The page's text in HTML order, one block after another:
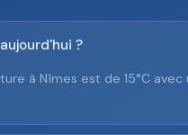
?
à Nîmes est de 15°C